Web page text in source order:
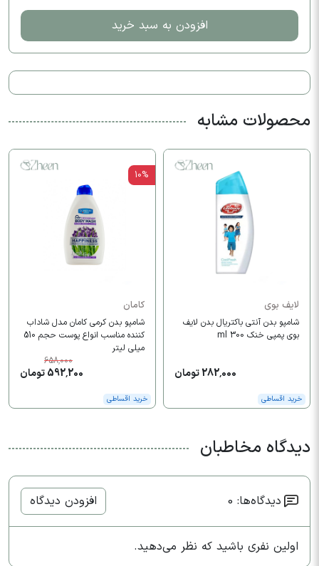
افزودن به سبد خرید
محصولات مشابه
لایف بوی
شامپو بدن آنتی باکتریال بدن لایف
بوی پمپی خنک 300 ml
282,000 تومان
خرید اقساطی
10%
کامان
شامپو بدن کرمی کامان مدل شاداب
کننده مناسب انواع پوست حجم 510
میلی لیتر
658,000
592,200 تومان
خرید اقساطی
دیدگاه مخاطبان
دیدگاه‌ها: 0 افزودن دیدگاه
اولین نفری باشید که نظر می‌دهید.